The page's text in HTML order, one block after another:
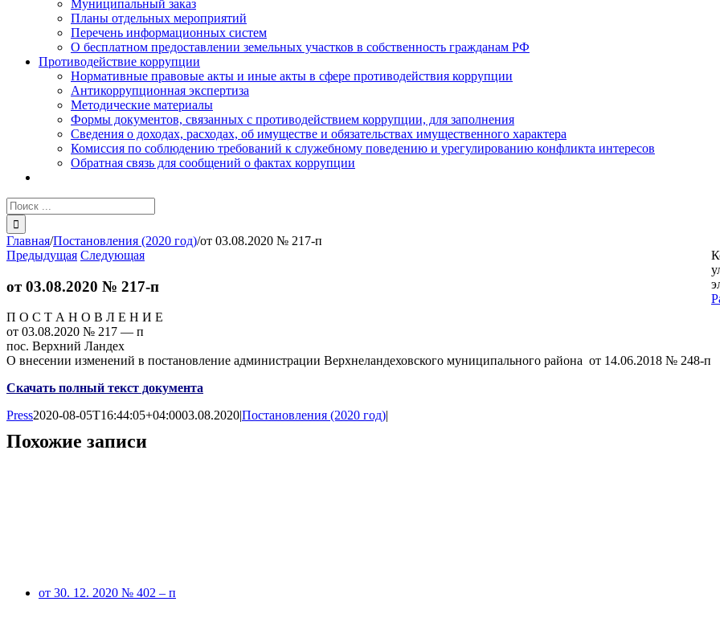
Муниципальный заказ
Планы отдельных мероприятий
Перечень информационных систем
О бесплатном предоставлении земельных участков в собственность гражданам РФ
Противодействие коррупции
Нормативные правовые акты и иные акты в сфере противодействия коррупции
Антикоррупционная экспертиза
Методические материалы
Формы документов, связанных с противодействием коррупции, для заполнения
Сведения о доходах, расходах, об имуществе и обязательствах имущественного характера
Комиссия по соблюдению требований к служебному поведению и урегулированию конфликта интересов
Обратная связь для сообщений о фактах коррупции
Результат
поиска:
Главная/Постановления (2020 год)/от 03.08.2020 № 217-п
Предыдущая Следующая
от 03.08.2020 № 217-п
П О С Т А Н О В Л Е Н И Е
от 03.08.2020 № 217 — п
пос. Верхний Ландех
О внесении изменений в постановление администрации Верхнеландеховского муниципального района от 14.06.2018 № 248-п
Скачать полный текст документа
Press2020-08-05T16:44:05+04:0003.08.2020|Постановления (2020 год)|
Похожие записи
от 30. 12. 2020 № 402 – п